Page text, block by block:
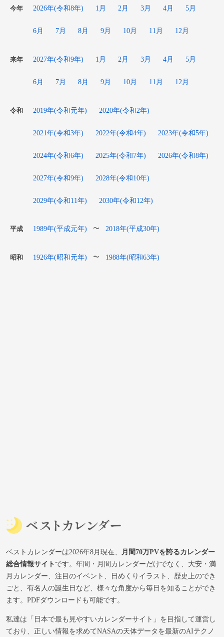
今年 2026年(令和8年) 1月 2月 3月 4月 5月
6月 7月 8月 9月 10月 11月 12月
来年 2027年(令和9年) 1月 2月 3月 4月 5月
6月 7月 8月 9月 10月 11月 12月
令和 2019年(令和元年) 2020年(令和2年)
2021年(令和3年) 2022年(令和4年) 2023年(令和5年)
2024年(令和6年) 2025年(令和7年) 2026年(令和8年)
2027年(令和9年) 2028年(令和10年)
2029年(令和11年) 2030年(令和12年)
平成 1989年(平成元年) 〜 2018年(平成30年)
昭和 1926年(昭和元年) 〜 1988年(昭和63年)
ベストカレンダーは2026年8月現在、
月間70万PVを誇るカレンダー
総合情報サイトです。年間・月間カレンダーだけでなく、大安・満
月カレンダー、注目のイベント、日めくりイラスト、歴史上のでき
ごと、有名人の誕生日など、様々な角度から毎日を知ることができ
ます。PDFダウンロードも可能です。
私達は「日本で最も見やすいカレンダーサイト」を目指して運営し
ており、正しい情報を求めてNASAの天体データを最新のAIテクノ